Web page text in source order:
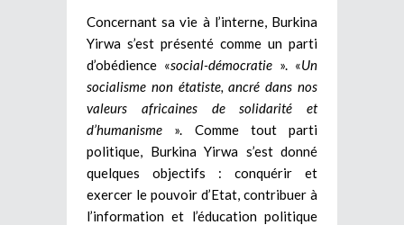
Concernant sa vie à l’interne, Burkina
Yirwa s’est présenté comme un parti
d’obédience «social-démocratie ». «Un
socialisme non étatiste, ancré dans nos
valeurs africaines de solidarité et
d’humanisme ». Comme tout parti
politique, Burkina Yirwa s’est donné
quelques objectifs : conquérir et
exercer le pouvoir d’Etat, contribuer à
l’information et l’éducation politique